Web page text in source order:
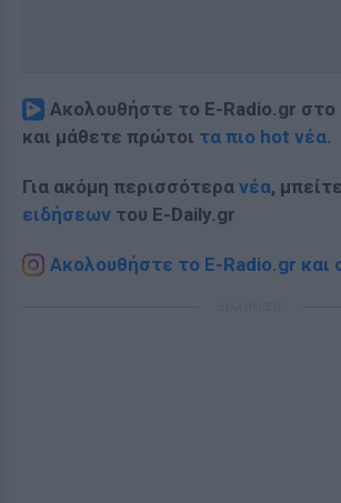
Ακολουθήστε το E-Radio.gr στο
και μάθετε πρώτοι τα πιο hot νέα.
Για ακόμη περισσότερα νέα,
ειδήσεων του E-Daily.gr
Ακολουθήστε το E-Radio.gr και